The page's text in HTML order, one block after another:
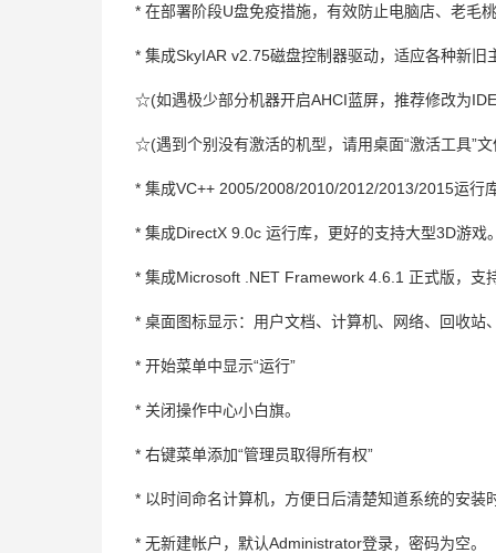
* 在部署阶段U盘免疫措施，有效防止电脑店、老毛
* 集成SkyIAR v2.75磁盘控制器驱动，适应各种新旧
☆(如遇极少部分机器开启AHCI蓝屏，推荐修改为
☆(遇到个别没有激活的机型，请用桌面“激活工具”
* 集成VC++ 2005/2008/2010/2012/2013/2015运行
* 集成DirectX 9.0c 运行库，更好的支持大型3D游戏。
* 集成Microsoft .NET Framework 4.6.1 正式版，支
* 桌面图标显示：用户文档、计算机、网络、回收站
* 开始菜单中显示“运行”
* 关闭操作中心小白旗。
* 右键菜单添加“管理员取得所有权”
* 以时间命名计算机，方便日后清楚知道系统的安装
* 无新建帐户，默认Administrator登录，密码为空。